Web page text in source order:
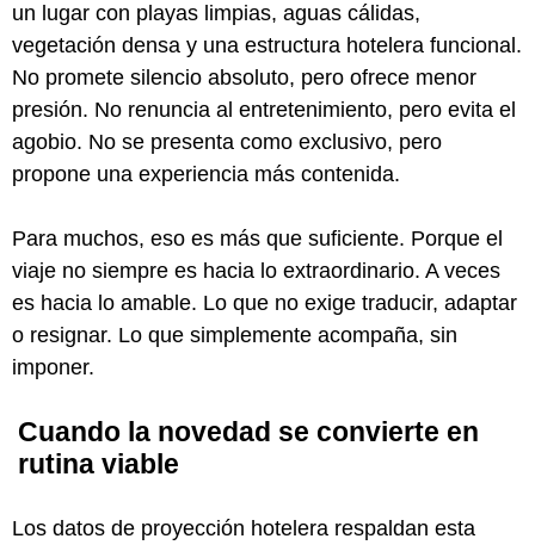
un lugar con playas limpias, aguas cálidas,
vegetación densa y una estructura hotelera funcional.
No promete silencio absoluto, pero ofrece menor
presión. No renuncia al entretenimiento, pero evita el
agobio. No se presenta como exclusivo, pero
propone una experiencia más contenida.
Para muchos, eso es más que suficiente. Porque el
viaje no siempre es hacia lo extraordinario. A veces
es hacia lo amable. Lo que no exige traducir, adaptar
o resignar. Lo que simplemente acompaña, sin
imponer.
Cuando la novedad se convierte en
rutina viable
Los datos de proyección hotelera respaldan esta